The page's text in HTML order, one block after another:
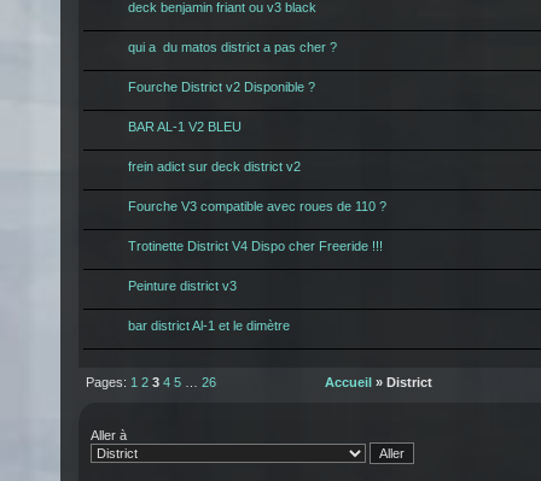
deck benjamin friant ou v3 black
qui a du matos district a pas cher ?
Fourche District v2 Disponible ?
BAR AL-1 V2 BLEU
frein adict sur deck district v2
Fourche V3 compatible avec roues de 110 ?
Trotinette District V4 Dispo cher Freeride !!!
Peinture district v3
bar district Al-1 et le dimètre
Pages: 1 2 3 4 5 26 Accueil » District
Aller à